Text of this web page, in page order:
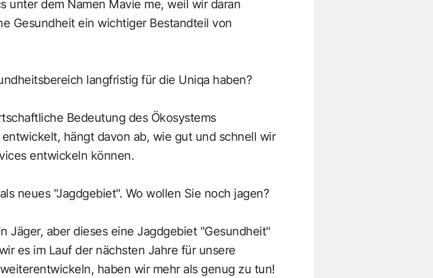
unter dem Namen Mavie me, weil wir daran
Gesundheit ein wichtiger Bestandteil von
langfristig für die Uniqa haben?
Bedeutung des Ökosystems
hängt davon ab, wie gut und schnell wir
entwickeln können.
neues "Jagdgebiet". Wo wollen Sie noch jagen?
Jäger, aber dieses eine Jagdgebiet "Gesundheit"
es im Lauf der nächsten Jahre für unsere
haben wir mehr als genug zu tun!